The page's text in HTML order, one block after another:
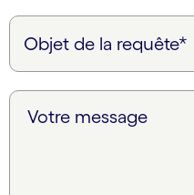
Votre message